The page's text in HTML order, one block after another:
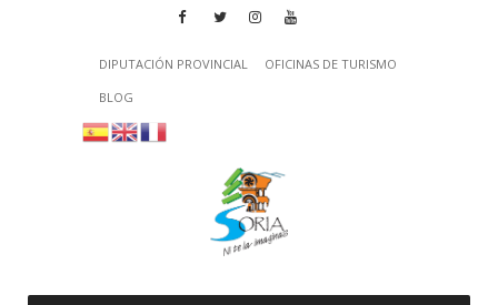
DIPUTACIÓN PROVINCIAL
OFICINAS DE TURISMO
BLOG